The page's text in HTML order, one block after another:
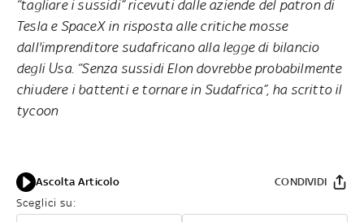
“tagliare i sussidi” ricevuti dalle aziende del patron di
Tesla e SpaceX in risposta alle critiche mosse
dall'imprenditore sudafricano alla legge di bilancio
degli Usa. “Senza sussidi Elon dovrebbe probabilmente
chiudere i battenti e tornare in Sudafrica”, ha scritto il
tycoon
Ascolta Articolo
Sceglici su:
CONDIVIDI